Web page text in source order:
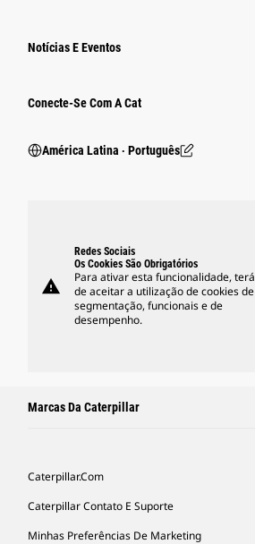
Notícias E Eventos
Conecte-Se Com A Cat
América Latina ‧ Português
warning
Redes Sociais
Os Cookies São Obrigatórios
Para ativar esta funcionalidade, terá
de aceitar a utilização de cookies de
segmentação, funcionais e de
desempenho.
Marcas Da Caterpillar
Caterpillar.com
Caterpillar Contato E Suporte
Minhas Preferências De Marketing